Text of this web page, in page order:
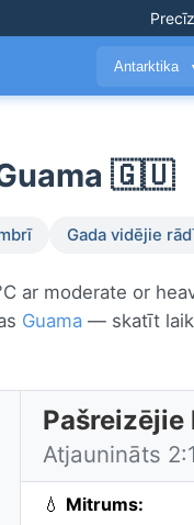
Antarktika
🇬🇺
Gada vidējie
ar moderate or
Guama — skatīt
Pašreizējie
Atjaunināts
💧 Mitrums: